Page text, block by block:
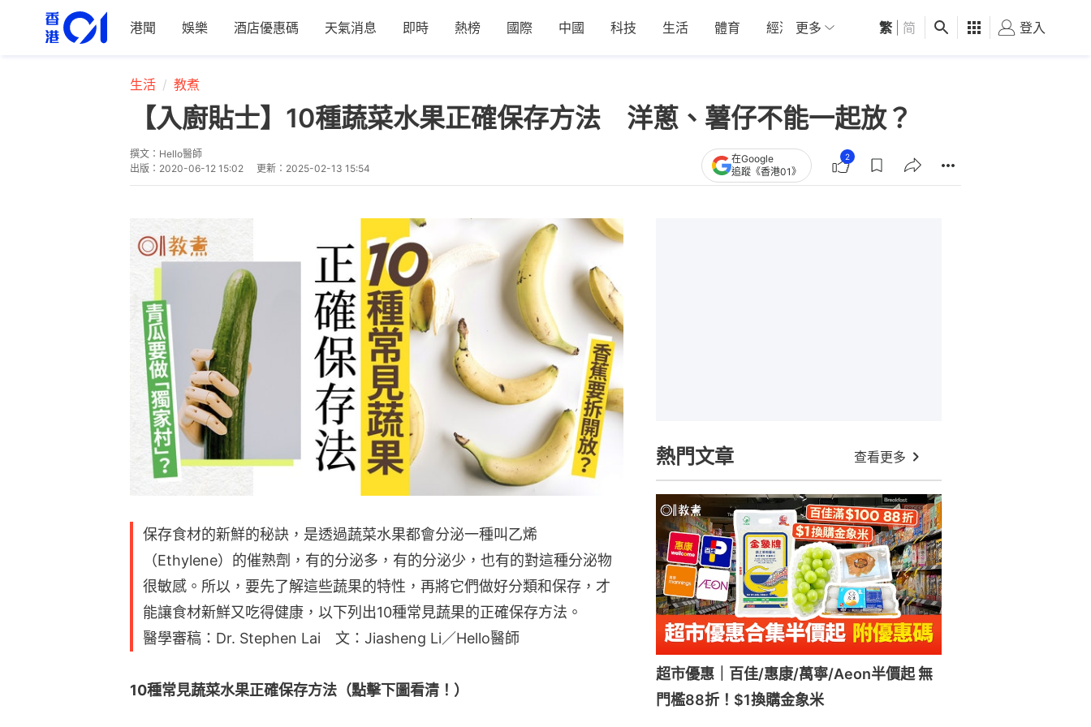
港聞 娛樂 酒店優惠碼 天氣消息 即時 熱榜 國際 中國 科技 生活 體育 經濟 01深圳 觀點 健康 好食玩飛
更多 繁 简 登入
生活 教煮
【入廚貼士】10種蔬菜水果正確保存方法 洋蔥、薯仔不能一起放？
撰文： Hello醫師
出版： 2020-06-12 15:02 更新： 2025-02-13 15:54
在Google
追蹤《香港01》
2
保存食材的新鮮的秘訣，是透過蔬菜水果都會分泌一種叫乙烯
（Ethylene）的催熟劑，有的分泌多，有的分泌少，也有的對這種分泌物
很敏感。所以，要先了解這些蔬果的特性，再將它們做好分類和保存，才
能讓食材新鮮又吃得健康，以下列出10種常見蔬果的正確保存方法。
醫學審稿：Dr. Stephen Lai 文：Jiasheng Li／Hello醫師
10種常見蔬菜水果正確保存方法（點擊下圖看清！）
熱門文章 查看更多
超市優惠｜百佳/惠康/萬寧/Aeon半價起 無
門檻88折！$1換購金象米